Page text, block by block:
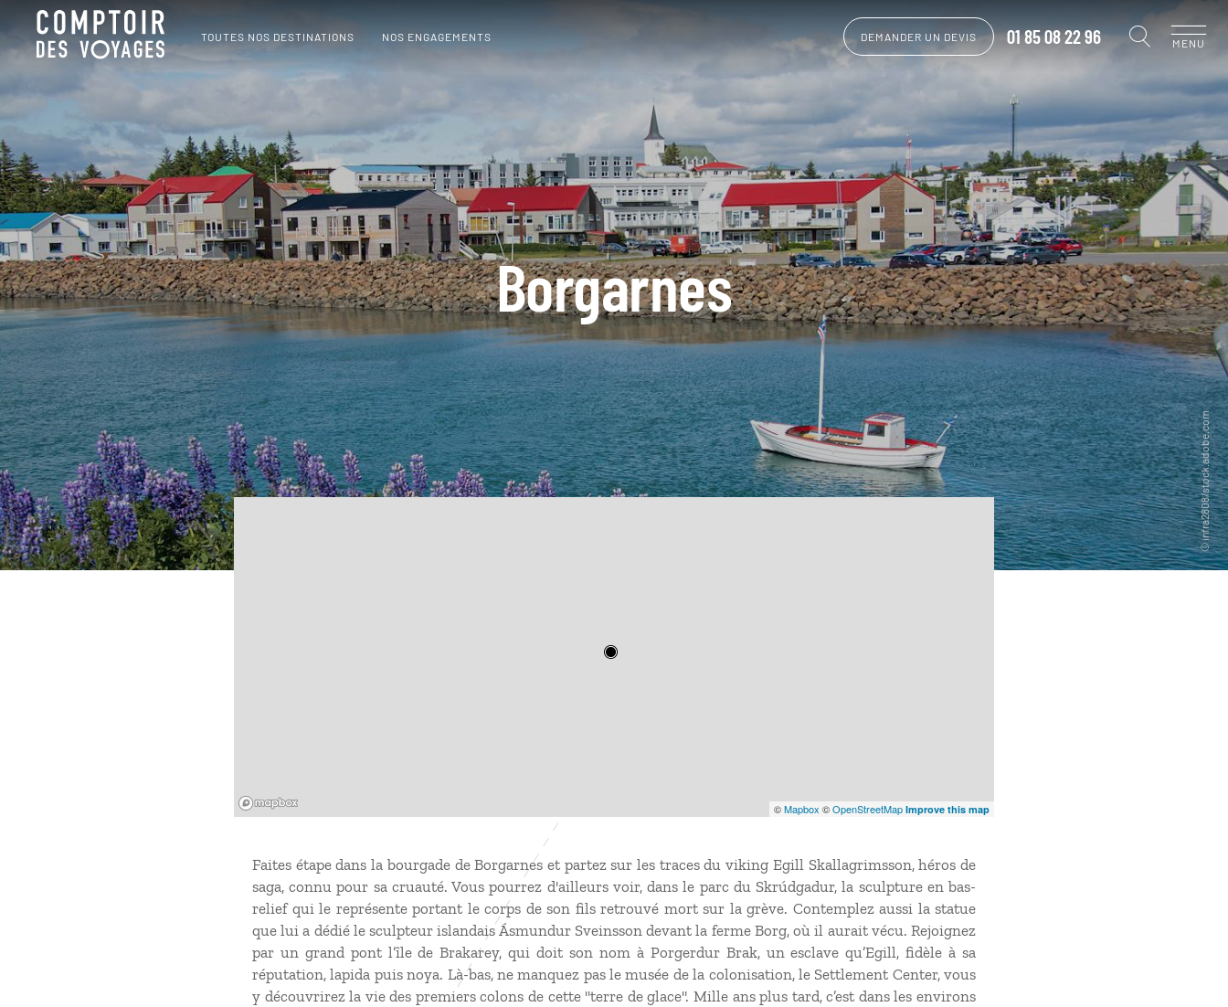
TOUTES NOS DESTINATIONS NOS ENGAGEMENTS DEMANDER UN DEVIS 01 85 08 22 96 MENU
Borgarnes
©Mapbox ©OpenStreetMap Improve this map
Faites étape dans la bourgade de Borgarnes et partez sur les traces du viking Egill Skallagrimsson, héros de
saga, connu pour sa cruauté. Vous pourrez d'ailleurs voir, dans le parc du Skrúdgadur, la sculpture en bas-
relief qui le représente portant le corps de son fils retrouvé mort sur la grève. Contemplez aussi la statue
que lui a dédié le sculpteur islandais Ásmundur Sveinsson devant la ferme Borg, où il aurait vécu. Rejoignez
par un grand pont l’île de Brakarey, qui doit son nom à Porgerdur Brak, un esclave qu’Egill, fidèle à sa
réputation, lapida puis noya. Là-bas, ne manquez pas le musée de la colonisation, le Settlement Center, vous
y découvrirez la vie des premiers colons de cette "terre de glace". Mille ans plus tard, c’est dans les environs